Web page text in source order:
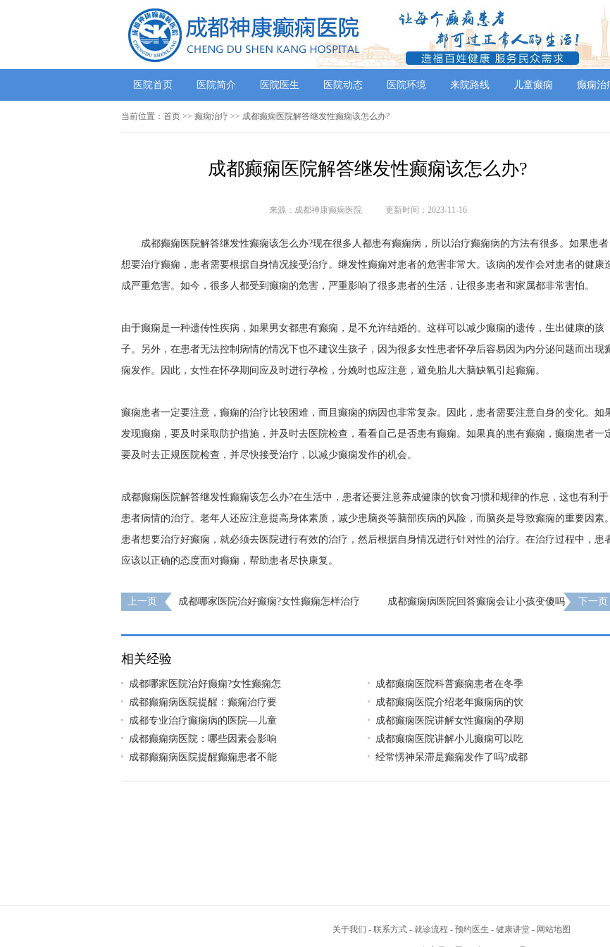
医院首页 医院简介 医院医生 医院动态 医院环境 来院路线 儿童癫痫 癫痫治
当前位置： 首页 >> 癫痫治疗 >> 成都癫痫医院解答继发性癫痫该怎么办?
成都癫痫医院解答继发性癫痫该怎么办?
来源：成都神康癫痫医院 更新时间：2023-11-16
成都癫痫医院解答继发性癫痫该怎么办?现在很多人都患有癫痫病，所以治疗癫痫病的方法有很多。如果患者
想要治疗癫痫，患者需要根据自身情况接受治疗。继发性癫痫对患者的危害非常大。该病的发作会对患者的健康
成严重危害。如今，很多人都受到癫痫的危害，严重影响了很多患者的生活，让很多患者和家属都非常害怕。
由于癫痫是一种遗传性疾病，如果男女都患有癫痫，是不允许结婚的。这样可以减少癫痫的遗传，生出健康的孩
子。另外，在患者无法控制病情的情况下也不建议生孩子，因为很多女性患者怀孕后容易因为内分泌问题而出现
痫发作。因此，女性在怀孕期间应及时进行孕检，分娩时也应注意，避免胎儿大脑缺氧引起癫痫。
癫痫患者一定要注意，癫痫的治疗比较困难，而且癫痫的病因也非常复杂。因此，患者需要注意自身的变化。如
发现癫痫，要及时采取防护措施，并及时去医院检查，看看自己是否患有癫痫。如果真的患有癫痫，癫痫患者一
要及时去正规医院检查，并尽快接受治疗，以减少癫痫发作的机会。
成都癫痫医院解答继发性癫痫该怎么办?在生活中，患者还要注意养成健康的饮食习惯和规律的作息，这也有利于
患者病情的治疗。老年人还应注意提高身体素质，减少患脑炎等脑部疾病的风险，而脑炎是导致癫痫的重要因素。
患者想要治疗好癫痫，就必须去医院进行有效的治疗，然后根据自身情况进行针对性的治疗。在治疗过程中，患
应该以正确的态度面对癫痫，帮助患者尽快康复。
上一页
成都哪家医院治好癫痫?女性癫痫怎样治疗
成都癫痫病医院回答癫痫会让小孩变傻吗 下一页
相关经验
成都哪家医院治好癫痫?女性癫痫怎
成都癫痫医院科普癫痫患者在冬季
成都癫痫病医院提醒：癫痫治疗要
成都癫痫医院介绍老年癫痫病的饮
成都专业治疗癫痫病的医院—儿童
成都癫痫医院讲解女性癫痫的孕期
成都癫痫病医院：哪些因素会影响
成都癫痫医院讲解小儿癫痫可以吃
成都癫痫病医院提醒癫痫患者不能
经常愣神呆滞是癫痫发作了吗?成都
关于我们 - 联系方式 - 就诊流程 - 预约医生 - 健康讲堂 - 网站地图